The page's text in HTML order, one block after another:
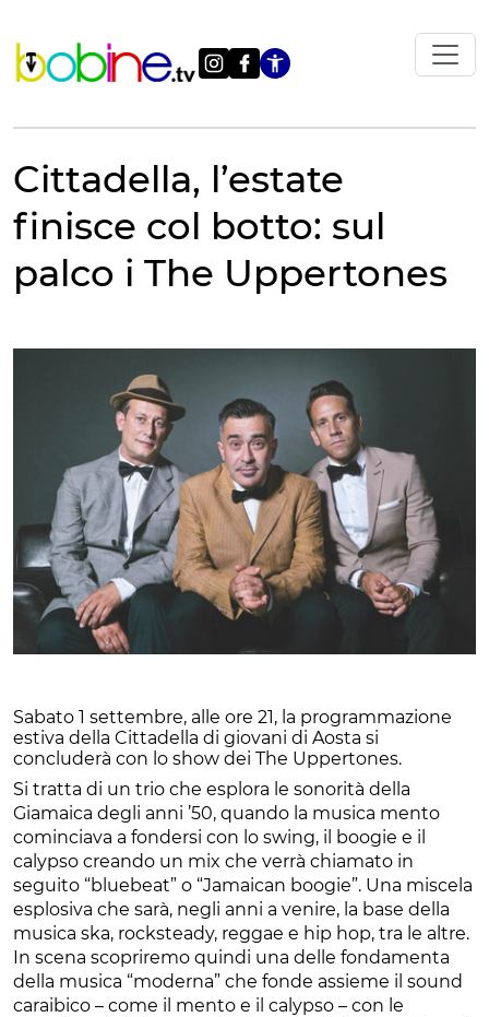
contenuto
Apri le
Cittadella, l’estate
finisce col botto: sul
palco i The Uppertones
Sabato 1 settembre, alle ore 21, la programmazione
estiva della Cittadella di giovani di Aosta si
concluderà con lo show dei The Uppertones.
Si tratta di un trio che esplora le sonorità della
Giamaica degli anni ’50, quando la musica mento
cominciava a fondersi con lo swing, il boogie e il
calypso creando un mix che verrà chiamato in
seguito “bluebeat” o “Jamaican boogie”. Una miscela
esplosiva che sarà, negli anni a venire, la base della
musica ska, rocksteady, reggae e hip hop, tra le altre.
In scena scopriremo quindi una delle fondamenta
della musica “moderna” che fonde assieme il sound
caraibico – come il mento e il calypso – con le